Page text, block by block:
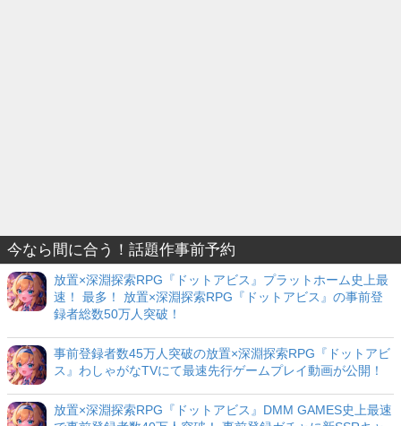
今なら間に合う！話題作事前予約
放置×深淵探索RPG『ドットアビス』プラットホーム史上最
速！ 最多！ 放置×深淵探索RPG『ドットアビス』の事前登
録者総数50万人突破！
事前登録者数45万人突破の放置×深淵探索RPG『ドットアビ
ス』わしゃがなTVにて最速先行ゲームプレイ動画が公開！
放置×深淵探索RPG『ドットアビス』DMM GAMES史上最速